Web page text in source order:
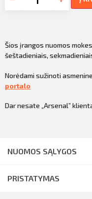
Šios įrangos nuomos
šeštadieniais,
Norėdami sužinoti
portalo
Dar nesate „Arsenal”
NUOMOS SĄLYGOS
PRISTATYMAS